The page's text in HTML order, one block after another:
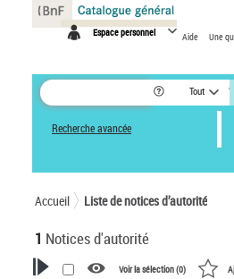
Espace personnel Aide Une
Tout
Recherche avancée
Accueil Liste de notices d’autorité
1 Notices d'autorité
Voir la sélection (0)
Panneau de gestion des cookies